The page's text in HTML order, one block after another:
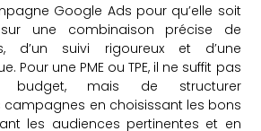
Google Ads pour qu’elle soit
une combinaison précise de
d’un suivi rigoureux et d’une
Pour une PME ou TPE, il ne suffit pas
budget, mais de structurer
campagnes en choisissant les bons
les audiences pertinentes et en